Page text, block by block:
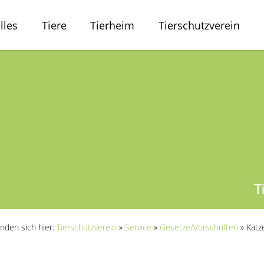
Tiere Tierheim Tierschutzverein
sich hier: Tierschutzverein » Service » Gesetze/Vorschriften »